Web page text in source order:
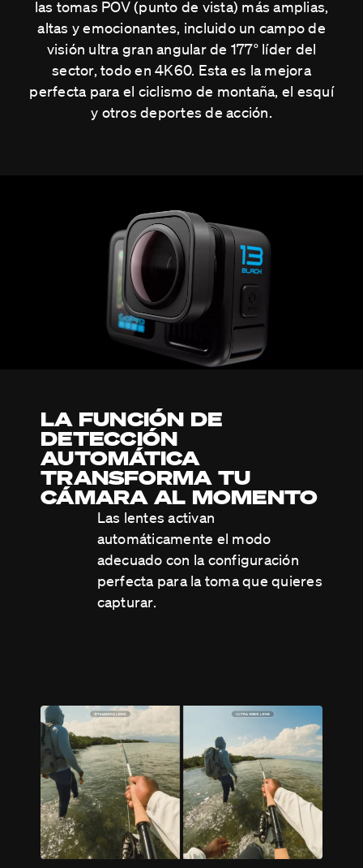
las tomas POV (punto de vista) más amplias,
altas y emocionantes, incluido un campo de
visión ultra gran angular de 177° líder del
sector, todo en 4K60. Esta es la mejora
perfecta para el ciclismo de montaña, el esquí
y otros deportes de acción.
LA FUNCIÓN DE
DETECCIÓN
AUTOMÁTICA
TRANSFORMA TU
CÁMARA AL MOMENTO
Las lentes activan
automáticamente el modo
adecuado con la configuración
perfecta para la toma que quieres
capturar.